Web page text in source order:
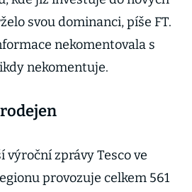
svou dominanci, píše FT.
nekomentovala s
nekomentuje.
výroční zprávy Tesco ve
provozuje celkem 561